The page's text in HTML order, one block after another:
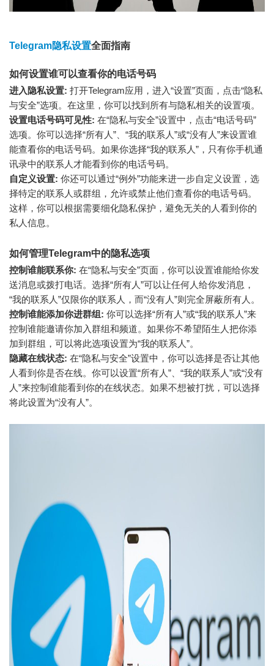
Telegram隐私设置全面指南
如何设置谁可以查看你的电话号码
进入隐私设置: 打开Telegram应用，进入“设置”页面，点击“隐私
与安全”选项。在这里，你可以找到所有与隐私相关的设置项。
设置电话号码可见性: 在“隐私与安全”设置中，点击“电话号码”
选项。你可以选择“所有人”、“我的联系人”或“没有人”来设置谁
能查看你的电话号码。如果你选择“我的联系人”，只有你手机通
讯录中的联系人才能看到你的电话号码。
自定义设置: 你还可以通过“例外”功能来进一步自定义设置，选
择特定的联系人或群组，允许或禁止他们查看你的电话号码。
这样，你可以根据需要细化隐私保护，避免无关的人看到你的
私人信息。
如何管理Telegram中的隐私选项
控制谁能联系你: 在“隐私与安全”页面，你可以设置谁能给你发
送消息或拨打电话。选择“所有人”可以让任何人给你发消息，
“我的联系人”仅限你的联系人，而“没有人”则完全屏蔽所有人。
控制谁能添加你进群组: 你可以选择“所有人”或“我的联系人”来
控制谁能邀请你加入群组和频道。如果你不希望陌生人把你添
加到群组，可以将此选项设置为“我的联系人”。
隐藏在线状态: 在“隐私与安全”设置中，你可以选择是否让其他
人看到你是否在线。你可以设置“所有人”、“我的联系人”或“没有
人”来控制谁能看到你的在线状态。如果不想被打扰，可以选择
将此设置为“没有人”。